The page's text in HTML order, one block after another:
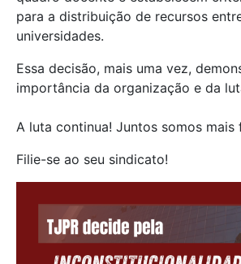
para a distribuição de recursos
universidades.
Essa decisão, mais uma vez,
importância da organização e da
A luta continua! Juntos somos mais
Filie-se ao seu sindicato!